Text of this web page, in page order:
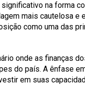
na forma
mais cautelosa e
como uma das
onde as finanças
do país. A ênfase
em suas